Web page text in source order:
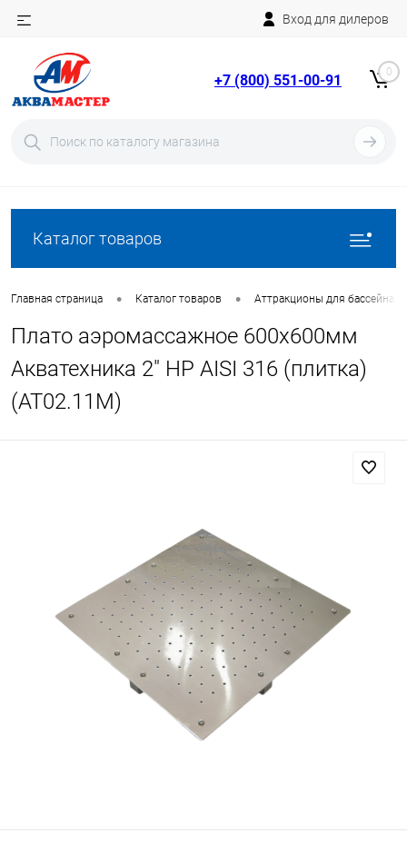
Вход для дилеров
+7 (800) 551-00-91 0
Каталог товаров
Главная страница • Каталог товаров • Аттракционы для бассейна
Плато аэромассажное 600х600мм
Акватехника 2" НР AISI 316 (плитка)
(AT02.11M)